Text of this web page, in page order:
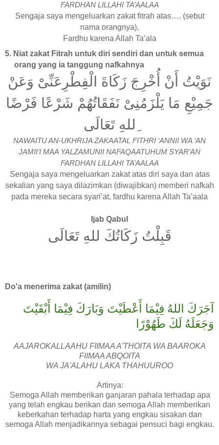
FARDHAN LILLAHI TA’AALAA
Sengaja saya mengeluarkan zakat fitrah atas…. (sebut
nama orangnya),
Fardhu karena Allah Ta’ala
5. Niat zakat Fitrah untuk diri sendiri dan untuk semua
orang yang ia tanggung nafkahnya
نَوَيْتُ أَنْ أُخْرِجَ زَكَاةَ الْفِطْرِعَنِّىْ وَعَنْ
جَمِيْعِ مَا يَلْزَمُنِىْ نَفَقَاتُهُمْ شَرْعًا فَرْضًا
ِللهِ تَعَالَى
NAWAITU AN-UKHRIJA ZAKAATAL FITHRI ‘ANNII WA ‘AN
JAMII’I MAA YALZAMUNII NAFAQAATUHUM SYAR’AN
FARDHAN LILLAHI TA’AALAA
Sengaja saya mengeluarkan zakat atas diri saya dan atas
sekalian yang saya dilazimkan (diwajibkan) memberi nafkah
pada mereka secara syari’at, fardhu karena Allah Ta’aala
Ijab Qabul
قَبِلْتُ زَكَاتُكَ للهِ تَعَالَى
Do'a menerima zakat (amilin)
آجَرَكَ اللهُ فِيْمَا أَعْطَيْتَ وَبَارَكَ فِيْمَا أَبْقَيْتَ
وَجَعَلَهُ لَكَ طَهُوْرًا
AAJAROKALLAAHU FIIMAA A'THOITA WA BAAROKA
FIIMAA ABQOITA
WA JA'ALAHU LAKA THAHUUROO
Artinya:
Semoga Allah memberikan ganjaran pahala terhadap apa
yang telah engkau berikan dan semoga Allah memberikan
keberkahan terhadap harta yang engkau sisakan dan
semoga Allah menjadikannya sebagai pensuci bagi engkau.